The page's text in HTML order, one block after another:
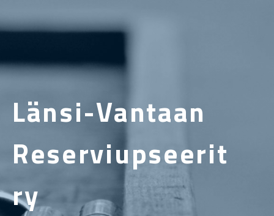
Länsi-Vantaan
Reserviupseerit
ry